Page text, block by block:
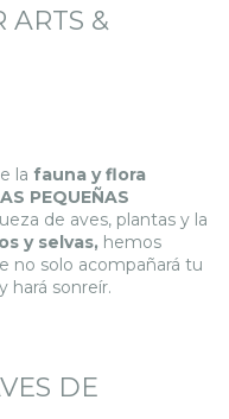
ARTS &
la fauna y flora
PEQUEÑAS
de aves, plantas y la
y selvas, hemos
no solo acompañará tu
hará sonreír.
DE